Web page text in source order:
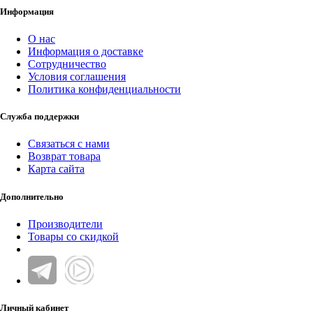
Информация
О нас
Информация о доставке
Сотрудничество
Условия соглашения
Политика конфиденциальности
Служба поддержки
Связаться с нами
Возврат товара
Карта сайта
Дополнительно
Производители
Товары со скидкой
Личный кабинет